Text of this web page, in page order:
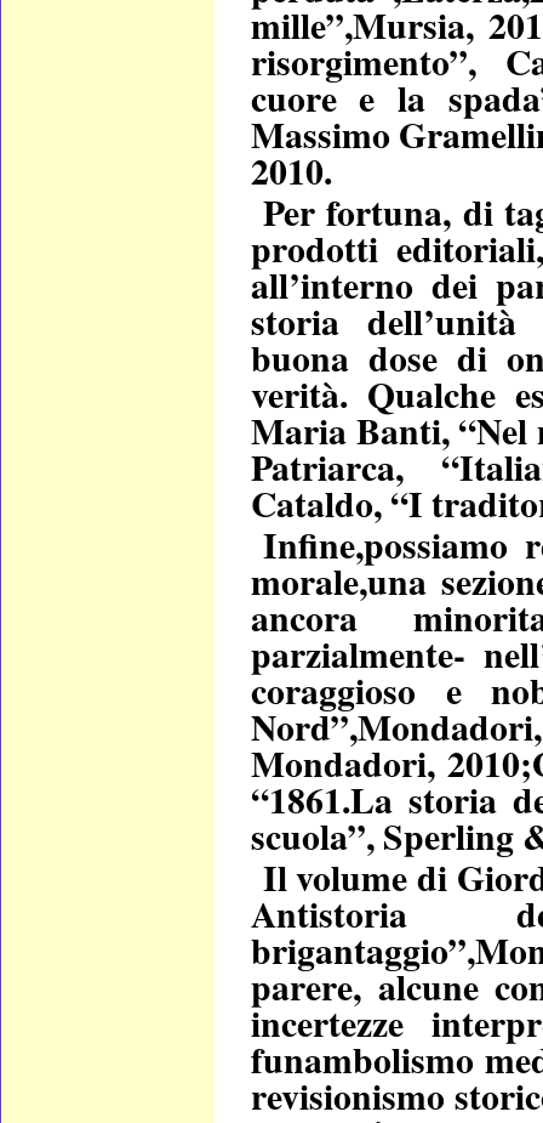
mille”,Mursia,
risorgimento”,
cuore e la
Massimo
2010.
Per fortuna, di
prodotti
all’interno dei
storia dell’unità
buona dose di
verità. Qualche
Maria Banti, “Nel
Patriarca,
Cataldo, “I
Infine,possiamo
morale,una
ancora
parzialmente-
coraggioso e
Mondadori,
“1861.La storia
scuola”, Sperling
Il volume di
Antistoria
parere, alcune
incertezze
funambolismo
revisionismo